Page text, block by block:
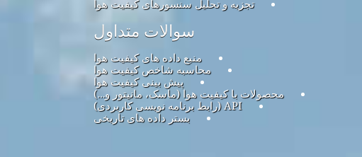
تجزیه و تحلیل سنسورهای کیفیت هوا
سوالات متداول
منبع داده های کیفیت هوا
محاسبه شاخص کیفیت هوا
پیش بینی کیفیت هوا
محصولات با کیفیت هوا (ماسک، مانیتور و…)
API (رابط برنامه نویسی کاربردی)
بستر داده های تاریخی